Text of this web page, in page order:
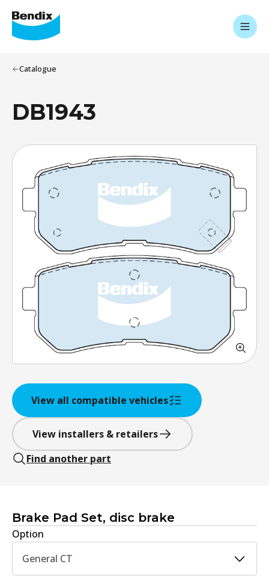
Catalogue
DB1943
View all compatible vehicles
View installers & retailers
Find another part
Brake Pad Set, disc brake
Option
General CT